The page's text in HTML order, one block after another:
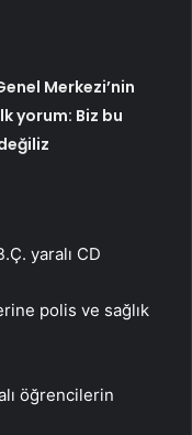
Merkezi’nin
yorum: Biz bu
yaralı CD
polis ve sağlık
öğrencilerin